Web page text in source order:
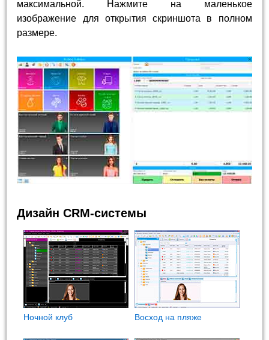
максимальной. Нажмите на маленькое
изображение для открытия скриншота в полном
размере.
Дизайн CRM-системы
Ночной клуб Восход на пляже